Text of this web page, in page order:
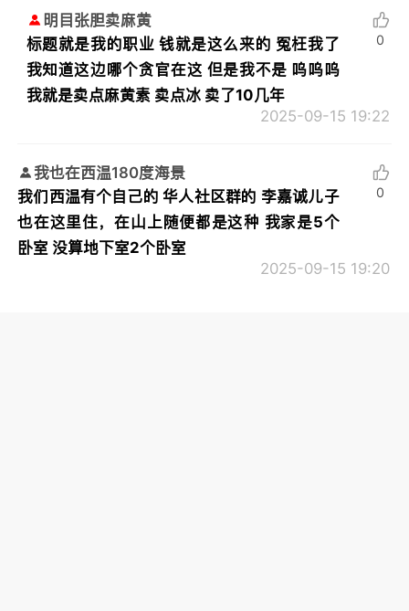
明目张胆卖麻黄
标题就是我的职业 钱就是这么来的 冤枉我了
我知道这边哪个贪官在这 但是我不是 呜呜呜
我就是卖点麻黄素 卖点冰 卖了10几年
2025-09-15 19:22
0
我也在西温180度海景
我们西温有个自己的 华人社区群的 李嘉诚儿子
也在这里住，在山上随便都是这种 我家是5个
卧室 没算地下室2个卧室
2025-09-15 19:20
0